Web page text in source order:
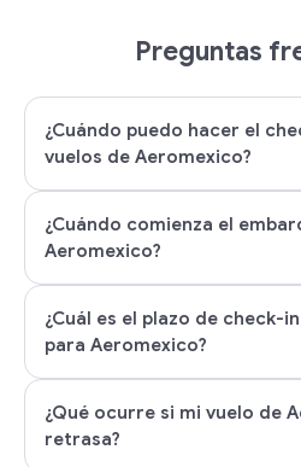
Preguntas
¿Cuándo puedo hacer el
vuelos de Aeromexico?
¿Cuándo comienza el
Aeromexico?
¿Cuál es el plazo de check-
para Aeromexico?
¿Qué ocurre si mi vuelo de
retrasa?